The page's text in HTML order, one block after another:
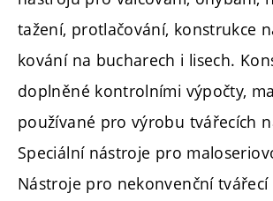
tažení, protlačování, konstrukce
kování na bucharech i lisech.
doplněné kontrolními výpočty,
používané pro výrobu tvářecích
Speciální nástroje pro
Nástroje pro nekonvenční tvářecí